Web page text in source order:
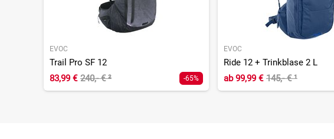
EVOC
Trail Pro SF 12
83,99 € 240,- €² -65%
EVOC
Ride 12 + Trinkblase 2 L
ab99,99 € 145,- €¹